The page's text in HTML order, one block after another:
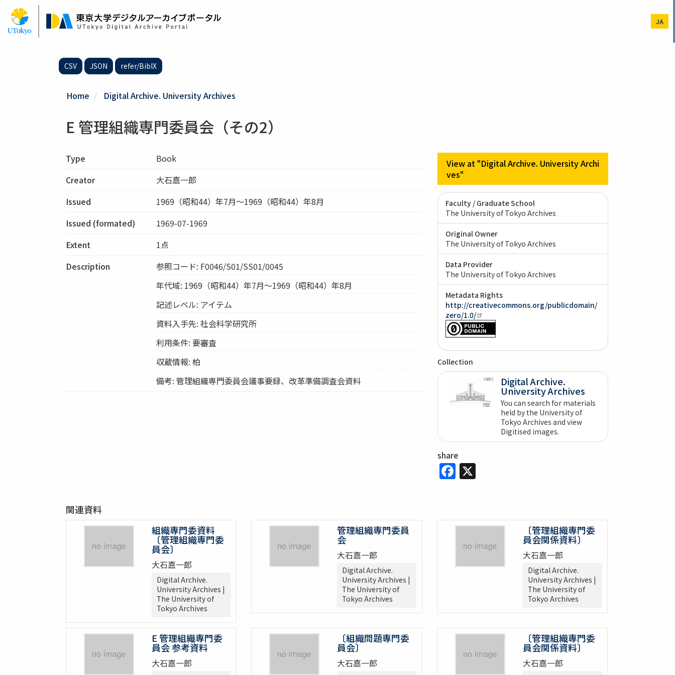
Skip
main
content
JA
CSV JSON refer/BibIX
Home Digital Archive. University Archives
E 管理組織専門委員会（その2）
Type
Book
Creator
大石嘉一郎
Issued
1969（昭和44）年7月～1969（昭和44）年8月
Issued (formated)
1969-07-1969
Extent
1点
Description
参照コード: F0046/S01/SS01/0045
年代域: 1969（昭和44）年7月～1969（昭和44）年8月
記述レベル: アイテム
資料入手先: 社会科学研究所
利用条件: 要審査
収蔵情報: 柏
備考: 管理組織専門委員会議事要録、改革準備調査会資料
View at "Digital Archive. University Archi
ves"
Faculty / Graduate School
The University of Tokyo Archives
Original Owner
The University of Tokyo Archives
Data Provider
The University of Tokyo Archives
Metadata Rights
http://creativecommons.org/publicdomain/
zero/1.0/
Collection
Digital Archive.
University Archives
You can search for materials
held by the University of
Tokyo Archives and view
Digitised images.
share
Facebook
X
関連資料
組織専門委資料
〔管理組織専門委
員会〕
大石嘉一郎
Digital Archive.
University Archives |
The University of
Tokyo Archives
管理組織専門委員
会
大石嘉一郎
Digital Archive.
University Archives |
The University of
Tokyo Archives
〔管理組織専門委
員会関係資料〕
大石嘉一郎
Digital Archive.
University Archives |
The University of
Tokyo Archives
E 管理組織専門委
員会 参考資料
大石嘉一郎
〔組織問題専門委
員会〕
大石嘉一郎
〔管理組織専門委
員会関係資料〕
大石嘉一郎